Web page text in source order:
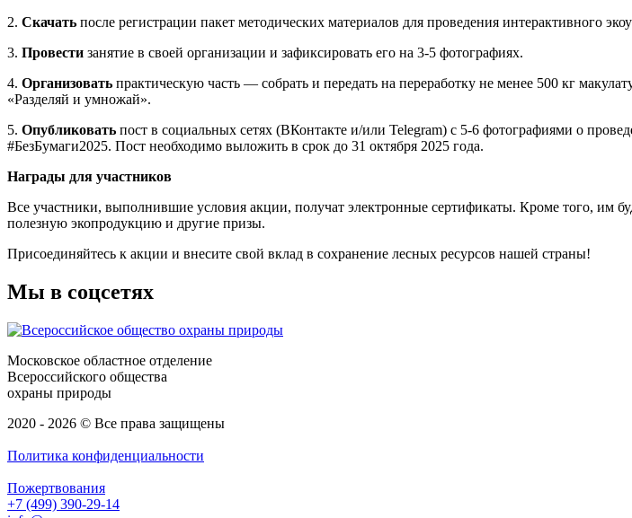
2. Скачать после регистрации пакет методических материалов для проведения интерактивного
3. Провести занятие в своей организации и зафиксировать его на 3-5 фотографиях.
4. Организовать практическую часть — собрать и передать на переработку не менее 500 кг
«Разделяй и умножай».
5. Опубликовать пост в социальных сетях (ВКонтакте и/или Telegram) с 5-6 фотографиями о
#БезБумаги2025. Пост необходимо выложить в срок до 31 октября 2025 года.
Награды для участников
Все участники, выполнившие условия акции, получат электронные сертификаты. Кроме того, им
полезную экопродукцию и другие призы.
Присоединяйтесь к акции и внесите свой вклад в сохранение лесных ресурсов нашей страны!
Мы в соцсетях
Московское областное отделение
Всероссийского общества
охраны природы
2020 - 2026 © Все права защищены
Политика конфиденциальности
Пожертвования
+7 (499) 390-29-14